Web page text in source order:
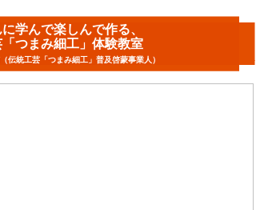
学んで楽しんで作る、
つまみ細工」体験教室
伝統工芸「つまみ細工」普及啓蒙事業人）